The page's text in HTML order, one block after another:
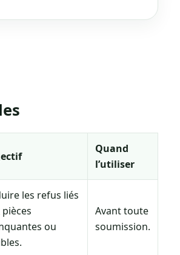
Quand
l’utiliser
les refus liés
ou
Avant toute
soumission.